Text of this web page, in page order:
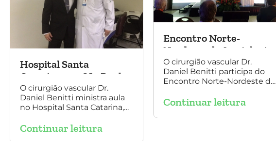
Hospital Santa
Catarina, em São Paulo
O cirurgião vascular Dr.
Daniel Benitti ministra aula
no Hospital Santa Catarina,
endoprótesse multilayer no
Continuar leitura
Encontro Norte-
Nordeste de Angiologia
e Cirurgia Vascular
2016
O cirurgião vascular Dr.
Daniel Benitti participa do
Encontro Norte-Nordeste de
Vascular 2016, palestrando
aneurisma da Aorta.
Continuar leitura